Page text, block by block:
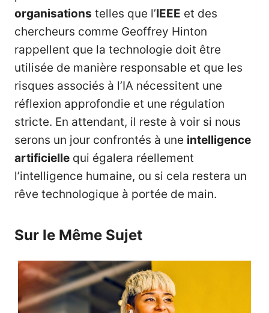
organisations telles que l’IEEE et des
chercheurs comme Geoffrey Hinton
rappellent que la technologie doit être
utilisée de manière responsable et que les
risques associés à l’IA nécessitent une
réflexion approfondie et une régulation
stricte. En attendant, il reste à voir si nous
serons un jour confrontés à une intelligence
artificielle qui égalera réellement
l’intelligence humaine, ou si cela restera un
rêve technologique à portée de main.
Sur le Même Sujet